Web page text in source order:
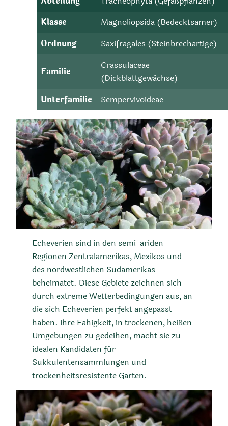
Klasse
Magnoliopsida (Bedecktsamer)
Ordnung
Saxifragales (Steinbrechartige)
Familie
Crassulaceae
(Dickblattgewächse)
Unterfamilie
Sempervivoideae
Echeverien sind in den semi-ariden
Regionen Zentralamerikas, Mexikos und
des nordwestlichen Südamerikas
beheimatet. Diese Gebiete zeichnen sich
durch extreme Wetterbedingungen aus, an
die sich Echeverien perfekt angepasst
haben. Ihre Fähigkeit, in trockenen, heißen
Umgebungen zu gedeihen, macht sie zu
idealen Kandidaten für
Sukkulentensammlungen und
trockenheitsresistente Gärten.